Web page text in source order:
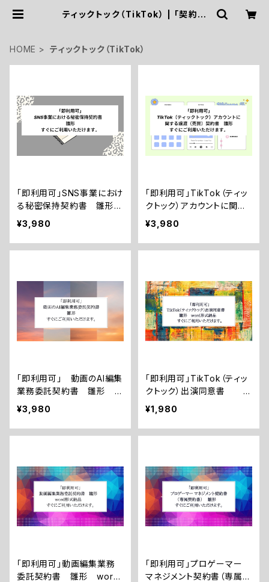
ティックトック（TikTok） | 「契約書
HOME
ティックトック（TikTok）
「即利用可」SNS事業におけ
る秘密保持契約書 雛形
すぐにご利用いただけます。
¥3,980
「即利用可」TikTok（ティッ
クトック）アカウントに関す
る譲渡（売買）契約書 すぐ
にご利用いただけます。
¥3,980
「即利用可」 動画のAI編集
業務委託契約書 雛形 す
ぐにご利用いただけます。
¥3,980
「即利用可」TikTok（ティッ
クトック）出演同意書 雛
形 word形式納品 すぐ
にご利用いただけます。
¥1,980
「即利用可」動画編集業務
委託契約書 雛形 word
「即利用可」プロゲーマー
マネジメント契約書（専属契